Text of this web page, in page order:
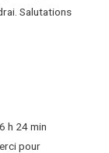
Salutations
h 24 min
pour